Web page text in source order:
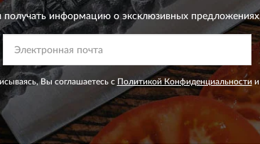
информацию о эксклюзивных
Вы соглашаетесь с Политикой Конфиденциальности и